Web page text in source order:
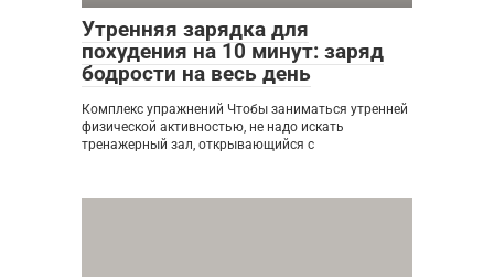
Утренняя зарядка для
похудения на 10 минут: заряд
бодрости на весь день
Комплекс упражнений Чтобы заниматься утренней
физической активностью, не надо искать
тренажерный зал, открывающийся с